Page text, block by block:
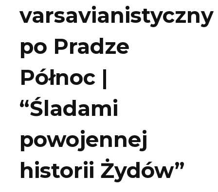
varsavianistyczny
po Pradze
Północ |
“Śladami
powojennej
historii Żydów”